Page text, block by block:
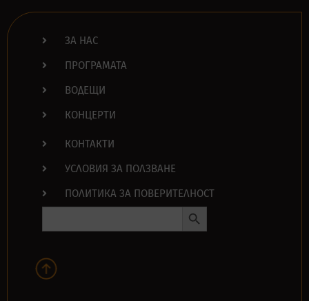
ЗА НАС
ПРОГРАМАТА
ВОДЕЩИ
КОНЦЕРТИ
КОНТАКТИ
УСЛОВИЯ ЗА ПОЛЗВАНЕ
ПОЛИТИКА ЗА ПОВЕРИТЕЛНОСТ
Search
Search Button